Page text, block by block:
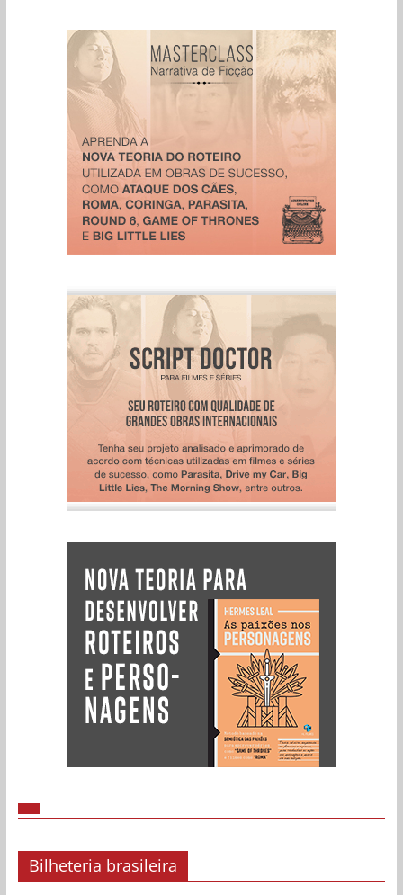
Bilheteria brasileira